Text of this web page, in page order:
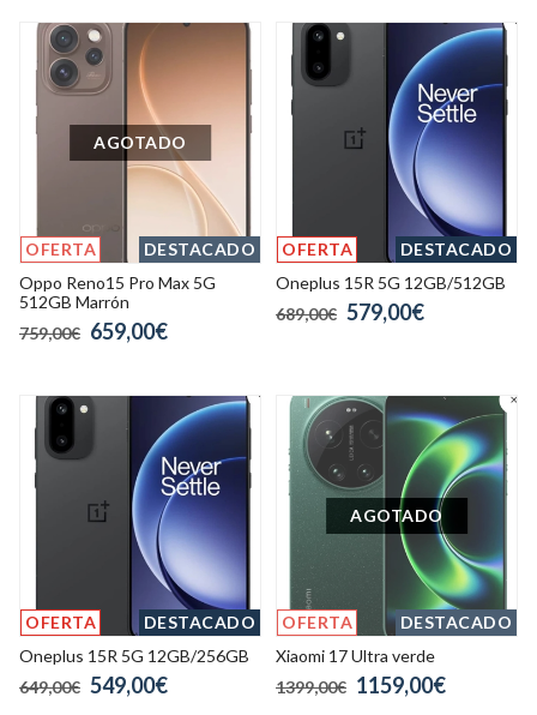
OFERTA DESTACADO
AGOTADO
Oppo Reno15 Pro Max 5G
512GB Marrón
759,00€ 659,00€
OFERTA
DESTACADO
Oneplus 15R 5G 12GB/512GB
689,00€ 579,00€
OFERTA
DESTACADO
Oneplus 15R 5G 12GB/256GB
649,00€ 549,00€
OFERTA DESTACADO
AGOTADO
Xiaomi 17 Ultra verde
1399,00€ 1159,00€